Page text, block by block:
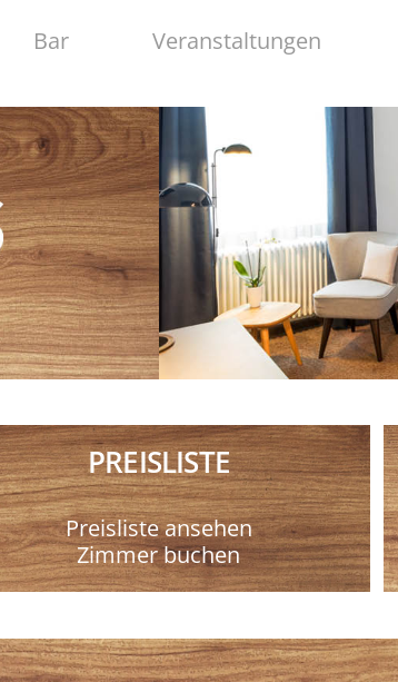
Bar Veranstaltungen
PREISLISTE
Preisliste ansehen
Zimmer buchen